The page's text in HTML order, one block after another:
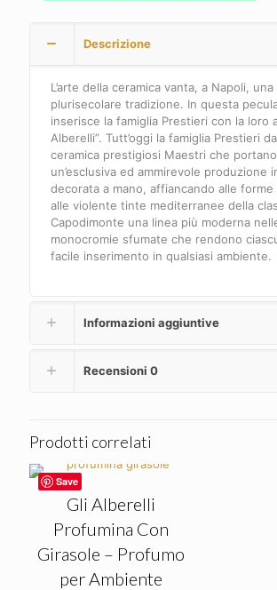
Descrizione
L’arte della ceramica vanta, a Napoli, una
plurisecolare tradizione. In questa
inserisce la famiglia Prestieri con la loro
Alberelli”. Tutt’oggi la famiglia Prestieri
ceramica prestigiosi Maestri che
un’esclusiva ed ammirevole produzione
decorata a mano, affiancando alle
alle violente tinte mediterranee della
Capodimonte una linea più moderna
monocromie sfumate che rendono
facile inserimento in qualsiasi ambiente.
Informazioni aggiuntive
Recensioni 0
Prodotti correlati
Save
Gli Alberelli
Profumina Con
Girasole – Profumo
per Ambiente